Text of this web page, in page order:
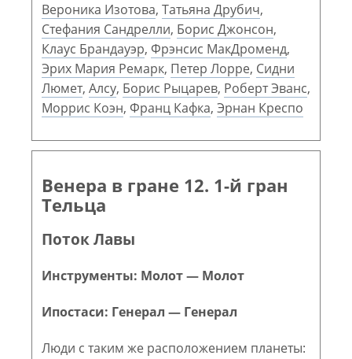
Вероника Изотова, Татьяна Друбич,
Стефания Сандрелли, Борис Джонсон,
Клаус Брандауэр, Фрэнсис МакДроменд,
Эрих Мария Ремарк, Петер Лорре, Сидни
Люмет, Алсу, Борис Рыцарев, Роберт Эванс,
Моррис Коэн, Франц Кафка, Эрнан Креспо
Венера в гране 12. 1-й гран
Тельца
Поток Лавы
Инструменты: Молот — Молот
Ипостаси: Генерал — Генерал
Люди с таким же расположением планеты: